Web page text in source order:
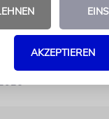
Jugend, wurden
überführt und auf
AKZEPTIEREN